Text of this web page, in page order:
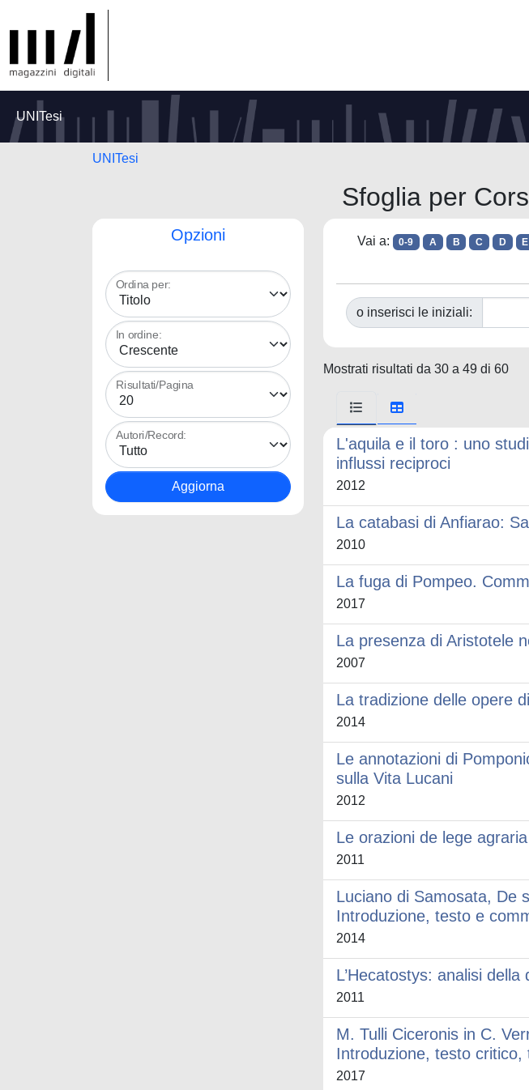
UNITesi
UNITesi
Sfoglia per
Opzioni
Ordina per:
In ordine:
Risultati/Pagina
Autori/Record:
Vai a: 0-9 A B C D E
o inserisci le iniziali:
Mostrati risultati da 30 a 49 di 60
L'aquila e il toro : uno
influssi reciproci
2012
La catabasi di Anfiarao:
2010
La fuga di Pompeo.
2017
La presenza di Aristotele
2007
La tradizione delle opere
2014
Le annotazioni di
sulla Vita Lucani
2012
Le orazioni de lege
2011
Luciano di Samosata, De
Introduzione, testo e
2014
L’Hecatostys: analisi
2011
M. Tulli Ciceronis in C.
Introduzione, testo
2017